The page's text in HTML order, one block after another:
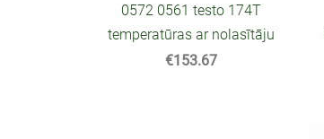
0572 0561 testo 174T
temperatūras ar nolasītāju
€153.67